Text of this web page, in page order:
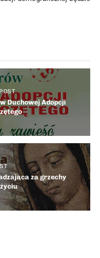
Duchowej Adopcji
za grzechy